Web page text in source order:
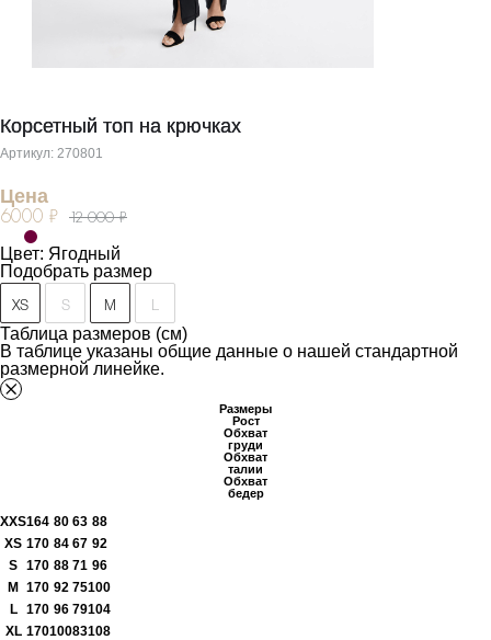
Корсетный топ на крючках
Артикул: 270801
Цена
6000 ₽ 12 000 ₽
Цвет: Ягодный
Подобрать размер
XS S M
Таблица размеров (см)
В таблице указаны общие данные о нашей стандартной
размерной линейке.
Размеры
Рост
Обхват
груди
Обхват
талии
Обхват
бедер
XXS164 80 63 88
XS 170 84 67 92
S 170 88 71 96
M
170 92 75100
L
170 96 79104
XL 17010083108